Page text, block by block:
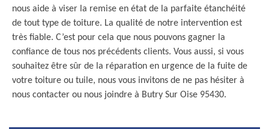
nous aide à viser la remise en état de la parfaite étanchéité
de tout type de toiture. La qualité de notre intervention est
très fiable. C’est pour cela que nous pouvons gagner la
confiance de tous nos précédents clients. Vous aussi, si vous
souhaitez être sûr de la réparation en urgence de la fuite de
votre toiture ou tuile, nous vous invitons de ne pas hésiter à
nous contacter ou nous joindre à Butry Sur Oise 95430.